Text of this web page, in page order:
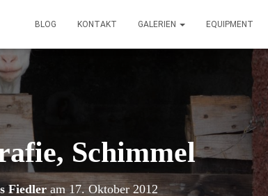
BLOG KONTAKT GALERIEN EQUIPMENT
Schimmel
Fiedleram 17. Oktober 2012